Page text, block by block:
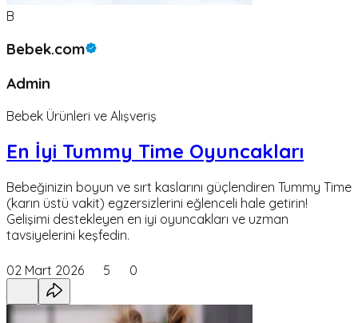
B
Bebek.com
Admin
Bebek Ürünleri ve Alışveriş
En İyi Tummy Time Oyuncakları
Bebeğinizin boyun ve sırt kaslarını güçlendiren Tummy Time
(karın üstü vakit) egzersizlerini eğlenceli hale getirin!
Gelişimi destekleyen en iyi oyuncakları ve uzman
tavsiyelerini keşfedin.
02 Mart 2026 5 0